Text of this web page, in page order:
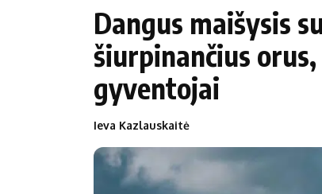
Savivaldybės
Naujausi
Regionai
Lietuva
Pasaulis
Politika
Patarimai
Gyvenimas
Dangus maišysis
šiurpinančius
gyventojai
Ieva Kazlauskaitė